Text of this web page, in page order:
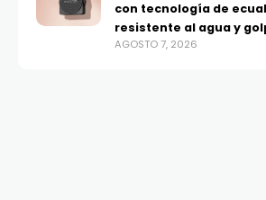
con tecnología de
resistente al agua y
AGOSTO 7, 2026